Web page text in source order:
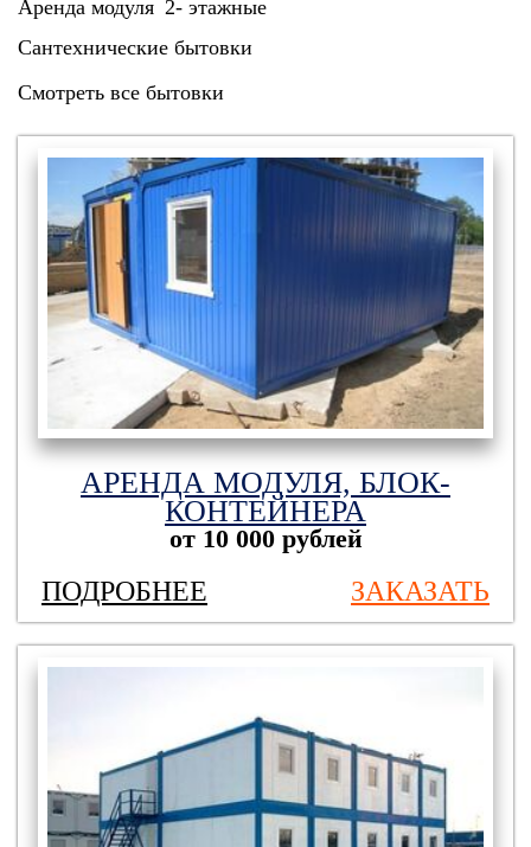
Аренда модуля 2- этажные
Сантехнические бытовки
Смотреть все бытовки
АРЕНДА МОДУЛЯ, БЛОК-
КОНТЕЙНЕРА
от 10 000 рублей
ПОДРОБНЕЕ ЗАКАЗАТЬ